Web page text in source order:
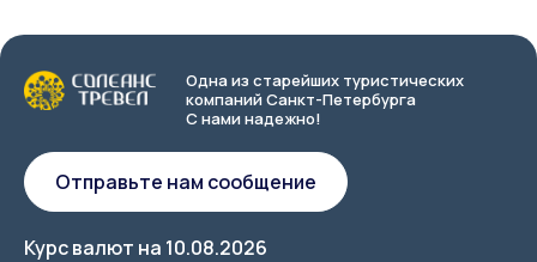
Одна из старейших туристических
компаний Санкт-Петербурга
С нами надежно!
Курс валют на 10.08.2026
Отправьте нам сообщение